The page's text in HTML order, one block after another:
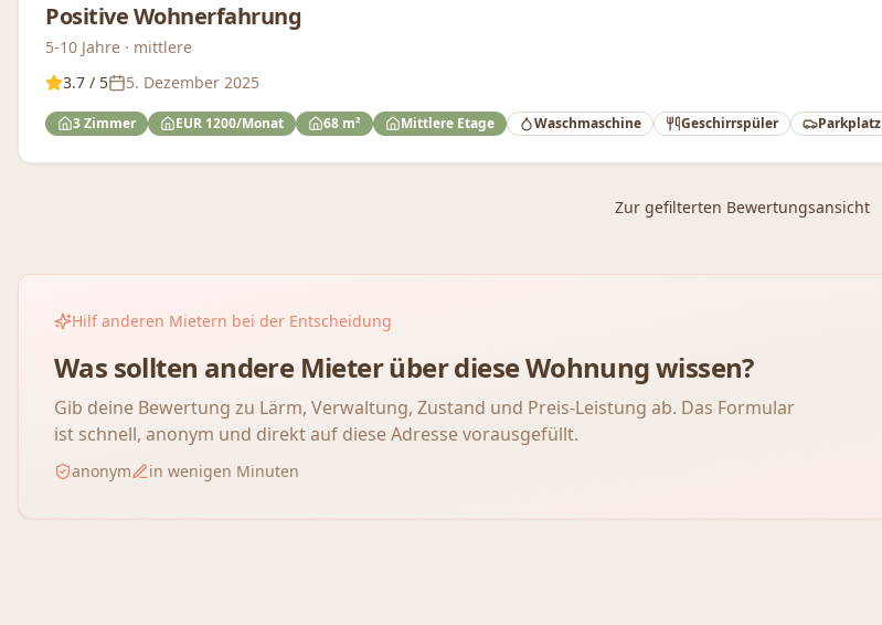
Positive Wohnerfahrung
5-10 Jahre · mittlere
3.7 / 5 5. Dezember 2025
3 Zimmer EUR 1200/Monat 68 m² Mittlere Etage Waschmaschine Geschirrspüler Parkplatz
Zur gefilterten Bewertungsansicht
Hilf anderen Mietern bei der Entscheidung
Was sollten andere Mieter über diese Wohnung wissen?
Gib deine Bewertung zu Lärm, Verwaltung, Zustand und Preis-Leistung ab. Das Formular
ist schnell, anonym und direkt auf diese Adresse vorausgefüllt.
anonym in wenigen Minuten